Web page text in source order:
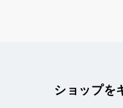
ショップを